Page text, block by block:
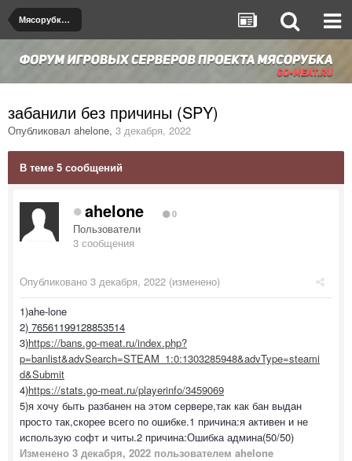
Мясорубка $2000$
забанили без причины (SPY)
Опубликовал ahelone, 3 декабря, 2022
В теме 5 сообщений
ahelone 0
Пользователи
3 сообщения
Опубликовано 3 декабря, 2022 (изменено)
1)ahe-lone
2) 76561199128853514
3)https://bans.go-meat.ru/index.php?
p=banlist&advSearch=STEAM_1:0:1303285948&advType=steami
d&Submit
4)https://stats.go-meat.ru/playerinfo/3459069
5)я хочу быть разбанен на этом сервере,так как бан выдан
просто так,скорее всего по ошибке.1 причина:я активен и не
использую софт и читы.2 причина:Ошибка админа(50/50)
Изменено 3 декабря, 2022 пользователем ahelone